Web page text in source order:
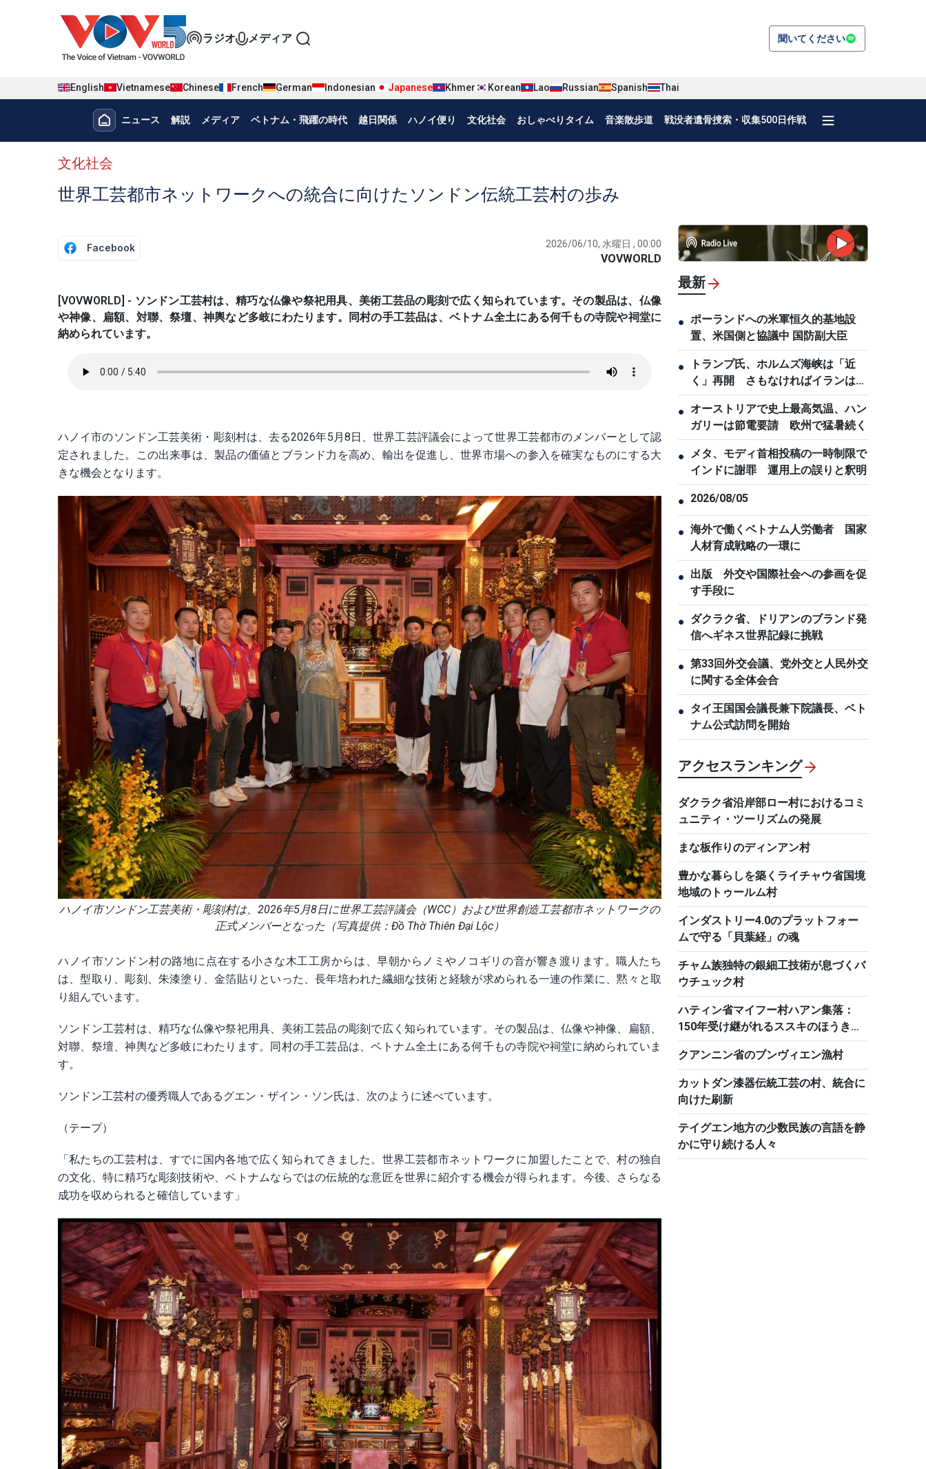
Đa phương tiện tiếng Nhật
ラジオ メディア 聞いてください
English Vietnamese Chinese French German Indonesian Japanese Khmer Korean Lao Russian Spanish Thai
Menu trang chủ tiếng nhật
ニュース 解説 メディア ベトナム・飛躍の時代 越日関係 ハノイ便り 文化社会 おしゃべりタイム 音楽散歩道 戦没者遺骨捜索・収集500日作戦
menu phụ tiếng Nhật
文化社会
世界工芸都市ネットワークへの統合に向けたソンドン伝統工芸村の歩み
Facebook 2026/06/10, 水曜日 , 00:00
VOVWORLD
[VOVWORLD] - ソンドン工芸村は、精巧な仏像や祭祀用具、美術工芸品の彫刻で広く知られています。その製品は、仏像
や神像、扁額、対聯、祭壇、神輿など多岐にわたります。同村の手工芸品は、ベトナム全土にある何千もの寺院や祠堂に
納められています。
ハノイ市のソンドン工芸美術・彫刻村は、去る2026年5月8日、世界工芸評議会によって世界工芸都市のメンバーとして認
定されました。この出来事は、製品の価値とブランド力を高め、輸出を促進し、世界市場への参入を確実なものにする大
きな機会となります。
ハノイ市ソンドン工芸美術・彫刻村は、2026年5月8日に世界工芸評議会（WCC）および世界創造工芸都市ネットワークの
正式メンバーとなった（写真提供：Đồ Thờ Thiên Đại Lộc）
ハノイ市ソンドン村の路地に点在する小さな木工工房からは、早朝からノミやノコギリの音が響き渡ります。職人たち
は、型取り、彫刻、朱漆塗り、金箔貼りといった、長年培われた繊細な技術と経験が求められる一連の作業に、黙々と取
り組んでいます。
ソンドン工芸村は、精巧な仏像や祭祀用具、美術工芸品の彫刻で広く知られています。その製品は、仏像や神像、扁額、
対聯、祭壇、神輿など多岐にわたります。同村の手工芸品は、ベトナム全土にある何千もの寺院や祠堂に納められていま
す。
ソンドン工芸村の優秀職人であるグエン・ザイン・ソン氏は、次のように述べています。
（テープ）
「私たちの工芸村は、すでに国内各地で広く知られてきました。世界工芸都市ネットワークに加盟したことで、村の独自
の文化、特に精巧な彫刻技術や、ベトナムならではの伝統的な意匠を世界に紹介する機会が得られます。今後、さらなる
成功を収められると確信しています」
最新
● ポーランドへの米軍恒久的基地設
置、米国側と協議中 国防副大臣
●
トランプ氏、ホルムズ海峡は「近
く」再開 さもなければイランは厳
しい結果に直面
● オーストリアで史上最高気温、ハン
ガリーは節電要請 欧州で猛暑続く
● メタ、モディ首相投稿の一時制限で
インドに謝罪 運用上の誤りと釈明
● 2026/08/05
● 海外で働くベトナム人労働者 国家
人材育成戦略の一環に
● 出版 外交や国際社会への参画を促
す手段に
● ダクラク省、ドリアンのブランド発
信へギネス世界記録に挑戦
● 第33回外交会議、党外交と人民外交
に関する全体会合
● タイ王国国会議長兼下院議長、ベト
ナム公式訪問を開始
アクセスランキング
ダクラク省沿岸部ロー村におけるコミ
ュニティ・ツーリズムの発展
まな板作りのディンアン村
豊かな暮らしを築くライチャウ省国境
地域のトゥールム村
インダストリー4.0のプラットフォー
ムで守る「貝葉経」の魂
チャム族独特の銀細工技術が息づくバ
ウチュック村
ハティン省マイフー村ハアン集落：
150年受け継がれるススキのほうき作
り
クアンニン省のブンヴィエン漁村
カットダン漆器伝統工芸の村、統合に
向けた刷新
テイグエン地方の少数民族の言語を静
かに守り続ける人々